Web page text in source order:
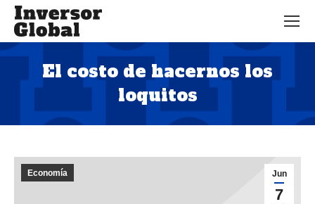
El costo de hacernos los
loquitos
Estás aquí:
Jun
7
Economía